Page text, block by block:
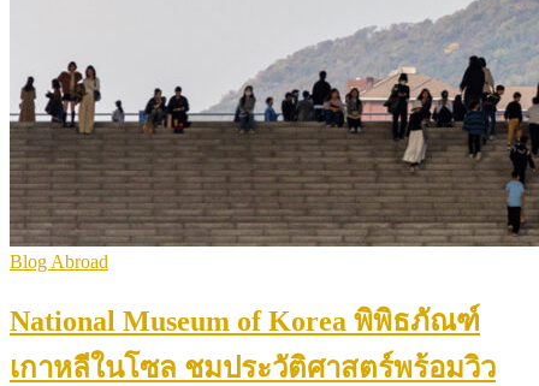
Blog Abroad
National Museum of Korea พิพิธภัณฑ์
เกาหลีในโซล ชมประวัติศาสตร์พร้อมวิว